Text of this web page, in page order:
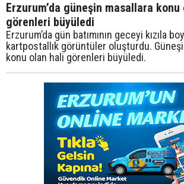
Erzurum’da güneşin masallara
görenleri büyüledi
Erzurum’da gün batımının geceyi kızıla
kartpostallık görüntüler oluşturdu.
konu olan hali görenleri büyüledi.